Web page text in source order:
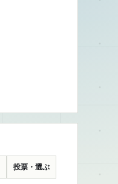
投票・選ぶ